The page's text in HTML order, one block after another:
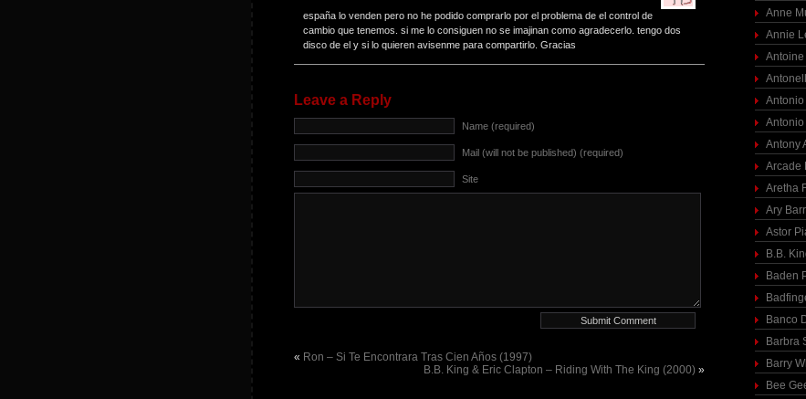
españa lo venden pero no he podido comprarlo por el problema de el control de
cambio que tenemos. si me lo consiguen no se imajinan como agradecerlo. tengo dos
disco de el y si lo quieren avisenme para compartirlo. Gracias
Leave a Reply
Name (required)
Mail (will not be published) (required)
Site
« Ron – Si Te Encontrara Tras Cien Años (1997)
B.B. King & Eric Clapton – Riding With The King (2000) »
Anne
Annie
Antoine
Antony
Arcade
Aretha
Ary
Astor
B.B.
Baden
Banco
Barbra
Barry
Bee